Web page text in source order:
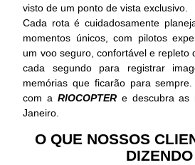
visto de um ponto de vista exclusivo.
Cada rota é cuidadosamente
momentos únicos, com pilotos
um voo seguro, confortável e repleto
cada segundo para registrar
memórias que ficarão para sempre.
com aRIOCOPTER e descubra as
Janeiro.
O QUE NOSSOS
DIZENDO